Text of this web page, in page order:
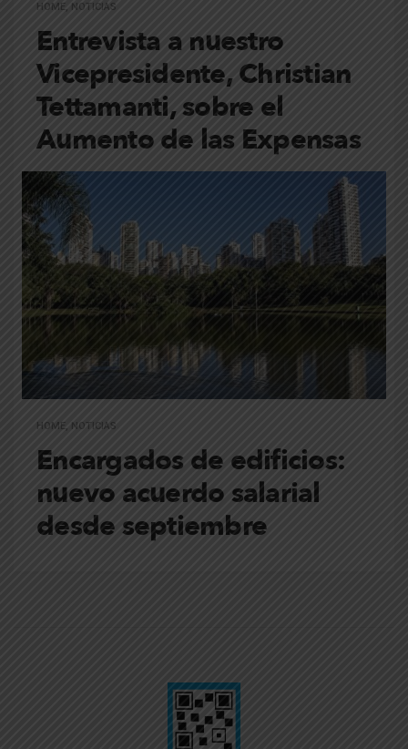
HOME, NOTICIAS
Entrevista a nuestro
Vicepresidente, Christian
Tettamanti, sobre el
Aumento de las Expensas
HOME, NOTICIAS
Encargados de edificios:
nuevo acuerdo salarial
desde septiembre